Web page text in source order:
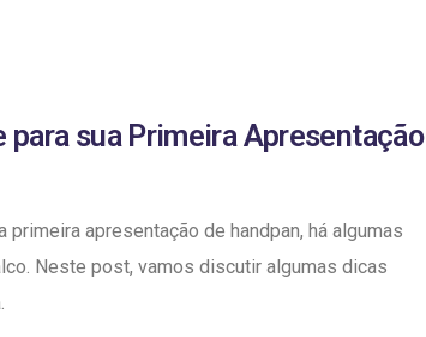
para sua Primeira Apresentação
apresentação de handpan, há algumas
Neste post, vamos discutir algumas dicas